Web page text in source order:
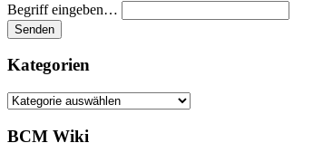
Begriff eingeben…
Kategorien
Kategorien
BCM Wiki